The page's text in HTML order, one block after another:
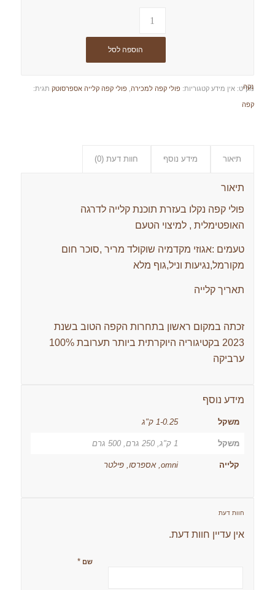
נקה
הוספה לסל
מק"ט: אין מידע קטגוריות: פולי קפה למכירה, פולי קפה קלייה אספרסוטק תגית:
קפה
תיאור מידע נוסף חוות דעת (0)
תיאור
פולי קפה נקלו בעזרת תוכנת קלייה לדרגה
האופטימלית , למיצוי הטעם
טעמים :אגוזי מקדמיה שוקולד מריר ,סוכר חום
מקורמל,נגיעות וניל,גוף מלא
תאריך קלייה
זכתה במקום ראשון בתחרות הקפה הטוב בשנת
2023 בקטיגוריה היוקרתית ביותר תערובת 100%
ערביקה
מידע נוסף
משקל 1-0.25 ק"ג
משקל 1 ק"ג, 250 גרם, 500 גרם
קלייה omni, אספרסו, פילטר
חוות דעת
אין עדיין חוות דעת.
שם *